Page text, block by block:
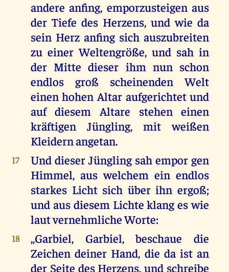
andere anfing, emporzusteigen aus
der Tiefe des Herzens, und wie da
sein Herz anfing sich auszubreiten
zu einer Weltengröße, und sah in
der Mitte dieser ihm nun schon
endlos groß scheinenden Welt
einen hohen Altar aufgerichtet und
auf diesem Altare stehen einen
kräftigen Jüngling, mit weißen
Kleidern angetan.
17
Und dieser Jüngling sah empor gen
Himmel, aus welchem ein endlos
starkes Licht sich über ihn ergoß;
und aus diesem Lichte klang es wie
laut vernehmliche Worte:
18
,,Garbiel, Garbiel, beschaue die
Zeichen deiner Hand, die da ist an
der Seite des Herzens, und schreibe